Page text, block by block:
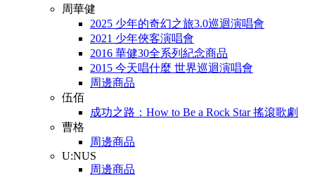
周華健
2025 少年的奇幻之旅3.0巡迴演唱會
2021 少年俠客演唱會
2016 華健30全系列紀念商品
2015 今天唱什麼 世界巡迴演唱會
周邊商品
伍佰
成功之路：How to Be a Rock Star 搖滾歌劇
曹格
周邊商品
U:NUS
周邊商品